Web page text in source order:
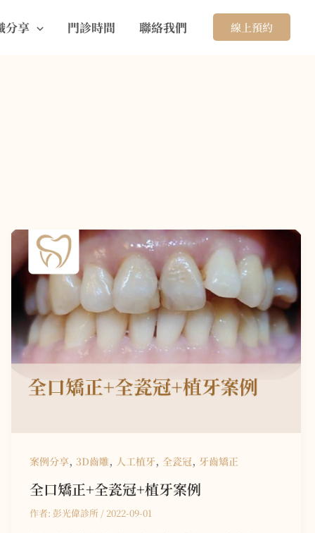
分享 門診時間 聯絡我們 線上預約
案例分享, 3D齒雕, 人工植牙, 全瓷冠, 牙齒矯正
全口矯正+全瓷冠+植牙案例
作者: 彭光偉診所 / 2022-09-01